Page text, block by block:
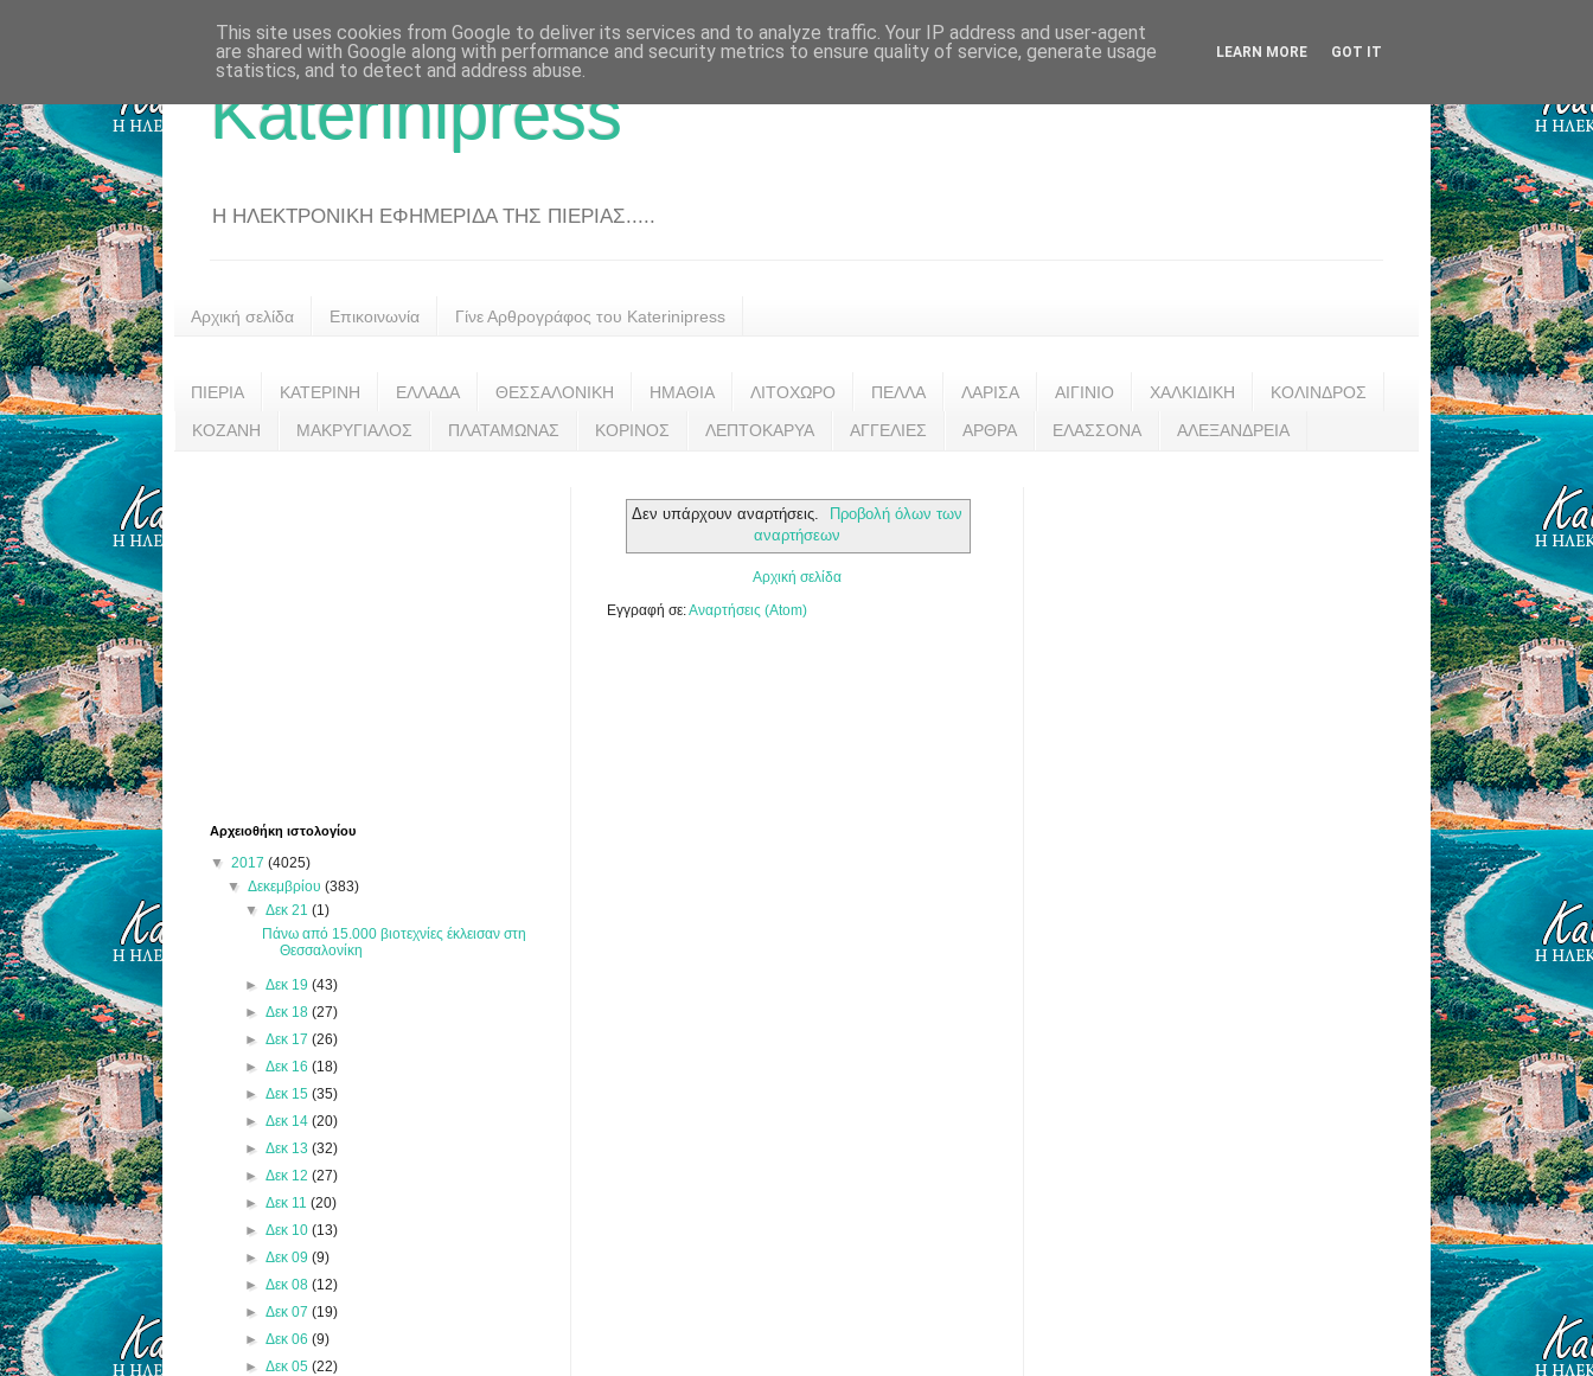
Katerinipress
Η ΗΛΕΚΤΡΟΝΙΚΗ ΕΦΗΜΕΡΙΔΑ ΤΗΣ ΠΙΕΡΙΑΣ.....
Αρχική σελίδα Επικοινωνία Γίνε Αρθρογράφος του Katerinipress
ΠΙΕΡΙΑ ΚΑΤΕΡΙΝΗ ΕΛΛΑΔΑ ΘΕΣΣΑΛΟΝΙΚΗ ΗΜΑΘΙΑ ΛΙΤΟΧΩΡΟ ΠΕΛΛΑ ΛΑΡΙΣΑ ΑΙΓΙΝΙΟ ΧΑΛΚΙΔΙΚΗ ΚΟΛΙΝΔΡΟΣ
ΚΟΖΑΝΗ ΜΑΚΡΥΓΙΑΛΟΣ ΠΛΑΤΑΜΩΝΑΣ ΚΟΡΙΝΟΣ ΛΕΠΤΟΚΑΡΥΑ ΑΓΓΕΛΙΕΣ ΑΡΘΡΑ ΕΛΑΣΣΟΝΑ ΑΛΕΞΑΝΔΡΕΙΑ
Δεν υπάρχουν αναρτήσεις.
Προβολή όλων των
αναρτήσεων
Αρχική σελίδα
Εγγραφή σε:Αναρτήσεις (Atom)
Αρχειοθήκη ιστολογίου
▼ 2017 (4025)
▼Δεκεμβρίου(383)
▼ Δεκ 21 (1)
Πάνω από 15.000 βιοτεχνίες έκλεισαν στη
Θεσσαλονίκη
► Δεκ 19 (43)
► Δεκ 18 (27)
► Δεκ 17 (26)
► Δεκ 16 (18)
► Δεκ 15 (35)
► Δεκ 14 (20)
► Δεκ 13 (32)
► Δεκ 12 (27)
► Δεκ 11 (20)
► Δεκ 10 (13)
► Δεκ 09 (9)
► Δεκ 08 (12)
► Δεκ 07 (19)
► Δεκ 06 (9)
► Δεκ 05 (22)
This site uses cookies from Google to deliver its services and to analyze traffic. Your IP address and user-agent
are shared with Google along with performance and security metrics to ensure quality of service, generate usage
statistics, and to detect and address abuse.
LEARN MORE GOT IT